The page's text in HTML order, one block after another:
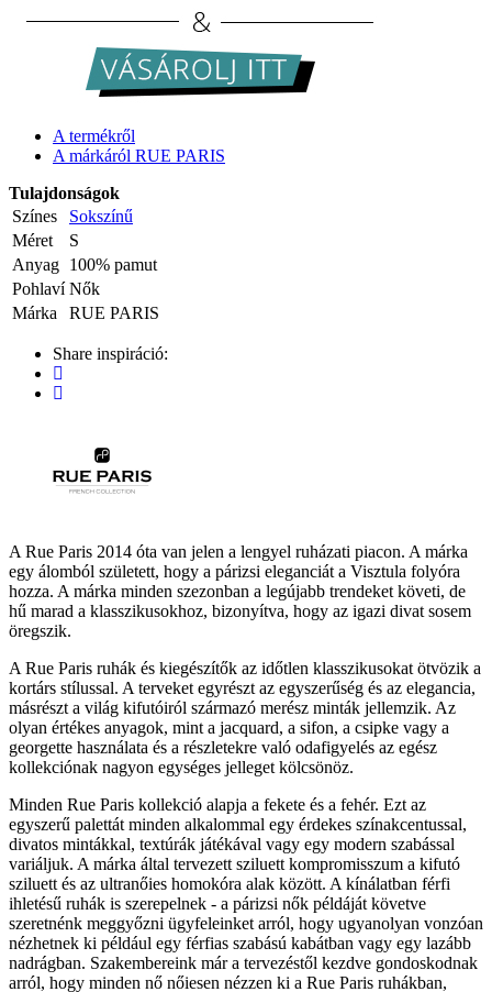
A termékről
A márkáról RUE PARIS
Tulajdonságok
Színes
Sokszínű
Méret
S
Anyag 100% pamut
Pohlaví Nők
Márka
RUE PARIS
Share inspiráció:
A Rue Paris 2014 óta van jelen a lengyel ruházati piacon. A márka
egy álomból született, hogy a párizsi eleganciát a Visztula folyóra
hozza. A márka minden szezonban a legújabb trendeket követi, de
hű marad a klasszikusokhoz, bizonyítva, hogy az igazi divat sosem
öregszik.
A Rue Paris ruhák és kiegészítők az időtlen klasszikusokat ötvözik a
kortárs stílussal. A terveket egyrészt az egyszerűség és az elegancia,
másrészt a világ kifutóiról származó merész minták jellemzik. Az
olyan értékes anyagok, mint a jacquard, a sifon, a csipke vagy a
georgette használata és a részletekre való odafigyelés az egész
kollekciónak nagyon egységes jelleget kölcsönöz.
Minden Rue Paris kollekció alapja a fekete és a fehér. Ezt az
egyszerű palettát minden alkalommal egy érdekes színakcentussal,
divatos mintákkal, textúrák játékával vagy egy modern szabással
variáljuk. A márka által tervezett sziluett kompromisszum a kifutó
sziluett és az ultranőies homokóra alak között. A kínálatban férfi
ihletésű ruhák is szerepelnek - a párizsi nők példáját követve
szeretnénk meggyőzni ügyfeleinket arról, hogy ugyanolyan vonzóan
nézhetnek ki például egy férfias szabású kabátban vagy egy lazább
nadrágban. Szakembereink már a tervezéstől kezdve gondoskodnak
arról, hogy minden nő nőiesen nézzen ki a Rue Paris ruhákban,